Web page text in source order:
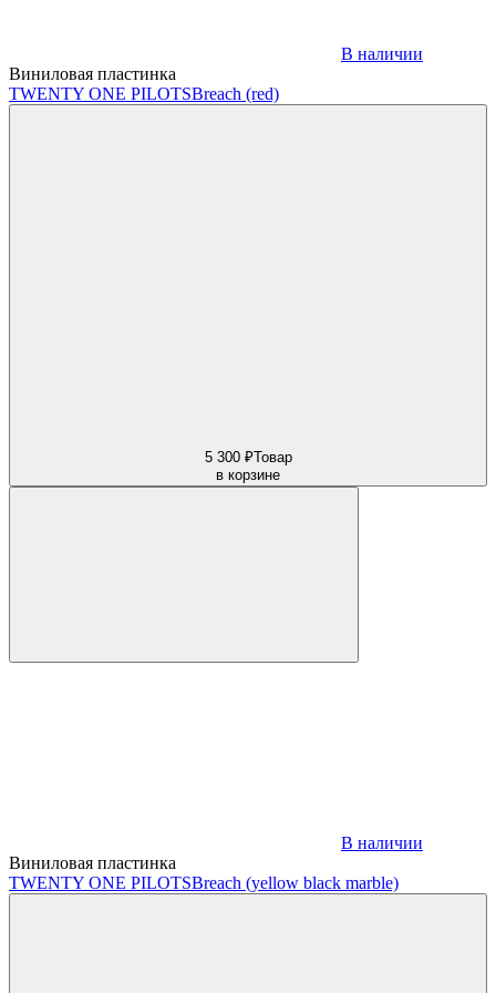
В наличии
Виниловая пластинка
TWENTY ONE PILOTSBreach (red)
5 300 ₽Товар
в корзине
В наличии
Виниловая пластинка
TWENTY ONE PILOTSBreach (yellow black marble)